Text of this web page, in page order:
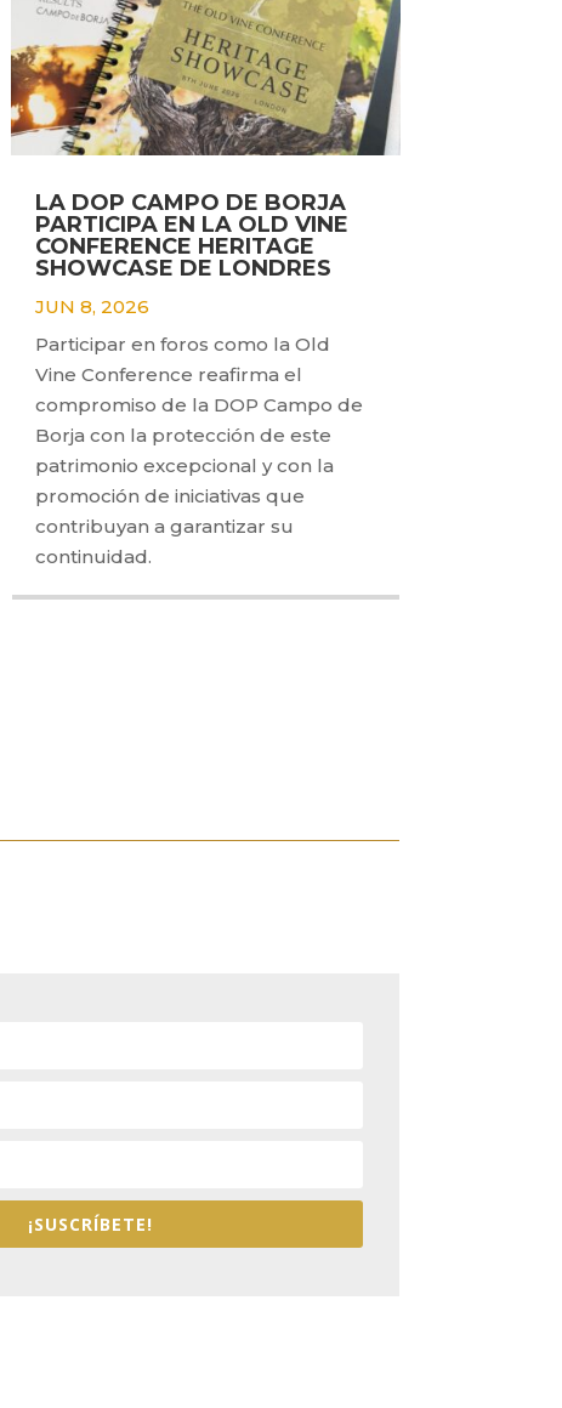
LA DOP CAMPO DE BORJA
PARTICIPA EN LA OLD VINE
CONFERENCE HERITAGE
SHOWCASE DE LONDRES
JUN 8, 2026
Participar en foros como la Old
Vine Conference reafirma el
compromiso de la DOP Campo de
Borja con la protección de este
patrimonio excepcional y con la
promoción de iniciativas que
contribuyan a garantizar su
continuidad.
¡SUSCRÍBETE!